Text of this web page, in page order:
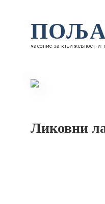
часопис за књижевност и
Ликовни